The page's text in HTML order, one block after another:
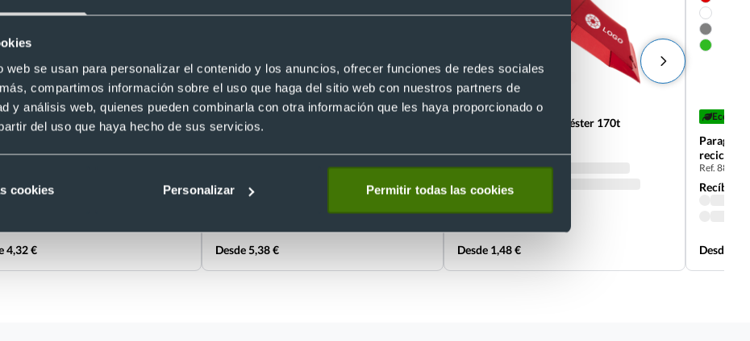
web se usan para personalizar el contenido y los anuncios, ofrecer funciones de redes sociales
compartimos información sobre el uso que haga del sitio web con nuestros partners de
y análisis web, quienes pueden combinarla con otra información que les haya proporcionado o
del uso que haya hecho de sus servicios.
cookies Personalizar Permitir todas las cookies
4,32 €
bolsa
Recíbelo
Desde 5,38 €
+2
Paraguas plegable poliéster 170t
Recíbelo
Desde 1,48 €
Eco
reciclado
Ref. 886315
Recíbelo
Desde